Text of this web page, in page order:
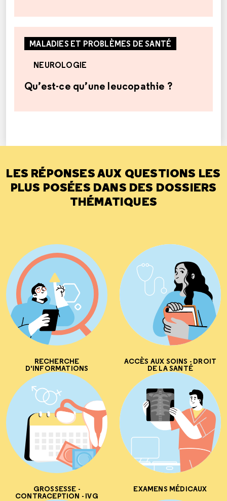
MALADIES ET PROBLÈMES DE SANTÉ
NEUROLOGIE
Qu’est-ce qu’une leucopathie ?
LES RÉPONSES AUX QUESTIONS LES
PLUS POSÉES DANS DES DOSSIERS
THÉMATIQUES
RECHERCHE
D'INFORMATIONS
ACCÈS AUX SOINS - DROIT
DE LA SANTÉ
GROSSESSE -
CONTRACEPTION - IVG
EXAMENS MÉDICAUX